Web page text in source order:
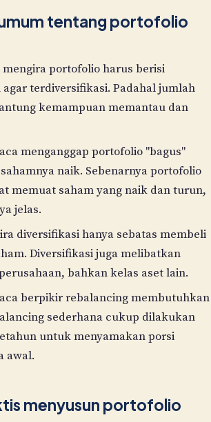
tentang portofolio
portofolio harus berisi
terdiversifikasi. Padahal jumlah
kemampuan memantau dan
menganggap portofolio "bagus"
naik. Sebenarnya portofolio
memuat saham yang naik dan turun,
jelas.
diversifikasi hanya sebatas membeli
Diversifikasi juga melibatkan
bahkan kelas aset lain.
berpikir rebalancing membutuhkan
sederhana cukup dilakukan
untuk menyamakan porsi
awal.
menyusun portofolio